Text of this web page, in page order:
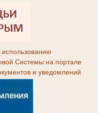
Системы на портале
и уведомлений